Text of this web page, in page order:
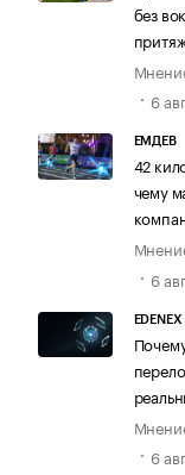
без
6
ЕМДЕВ
42
чему
6
EDENEX
6